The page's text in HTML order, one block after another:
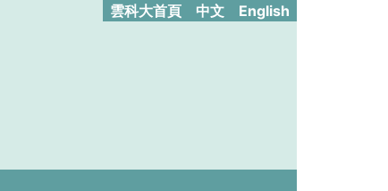
雲科大首頁 中文 English